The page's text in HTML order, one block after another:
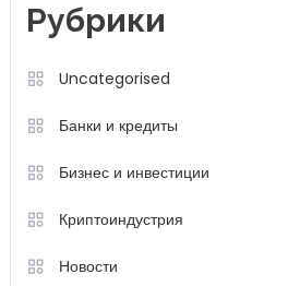
Рубрики
Uncategorised
Банки и кредиты
Бизнес и инвестиции
Криптоиндустрия
Новости